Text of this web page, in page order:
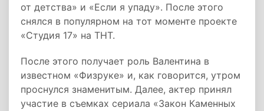
от детства» и «Если я упаду». После этого
снялся в популярном на тот моменте проекте
«Студия 17» на ТНТ.
После этого получает роль Валентина в
известном «Физруке» и, как говорится, утром
проснулся знаменитым. Далее, актер принял
участие в съемках сериала «Закон Каменных